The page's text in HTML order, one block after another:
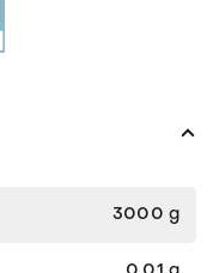
3000 g